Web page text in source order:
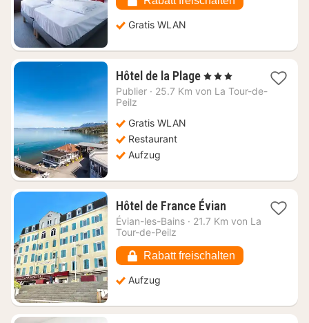
Gratis WLAN
Hôtel de la Plage1
Nacht
, 3 Sterne
Publier · 25.7 Km von La Tour-de-
Peilz
Gratis WLAN
Restaurant
Aufzug
Hôtel de France Évian1
Nacht
€
Évian-les-Bains · 21.7 Km von La
Tour-de-Peilz
Rabatt freischalten
Aufzug